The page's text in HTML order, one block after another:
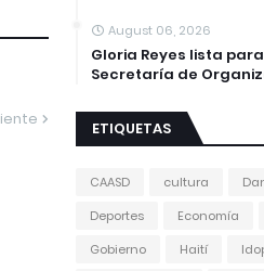
August 06, 2026
Gloria Reyes lista
Secretaría de
ETIQUETAS
CAASD cultura
Deportes
Economía
Gobierno
Haití